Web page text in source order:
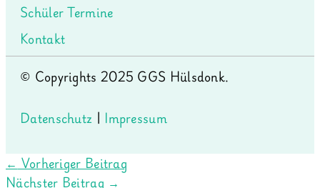
Schüler Termine
Kontakt
© Copyrights 2025 GGS Hülsdonk.
Datenschutz | Impressum
← Vorheriger Beitrag
Nächster Beitrag →